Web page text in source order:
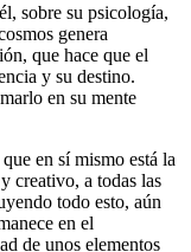
sobre su psicología,
genera
que hace que el
y su destino.
en su mente
en sí mismo está la
creativo, a todas las
todo esto, aún
en el
de unos elementos